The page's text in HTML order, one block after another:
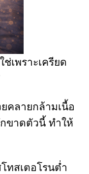
เพราะเครียด
คลายกล้ามเนื้อ
ขาดตัวนี้ ทำให้
ทสเตอโรนต่ำ